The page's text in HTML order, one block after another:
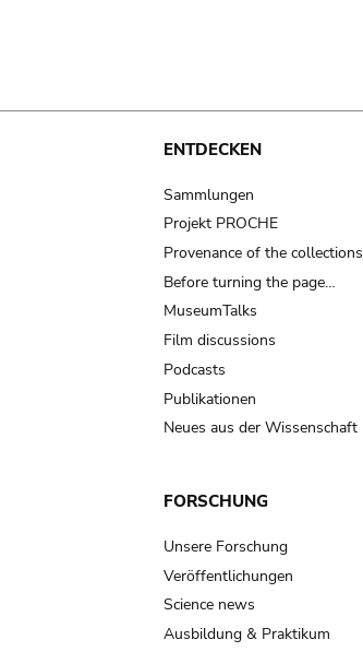
ENTDECKEN
Sammlungen
Projekt PROCHE
Provenance of the collections
Before turning the page…
MuseumTalks
Film discussions
Podcasts
Publikationen
Neues aus der Wissenschaft
FORSCHUNG
Unsere Forschung
Veröffentlichungen
Science news
Ausbildung & Praktikum